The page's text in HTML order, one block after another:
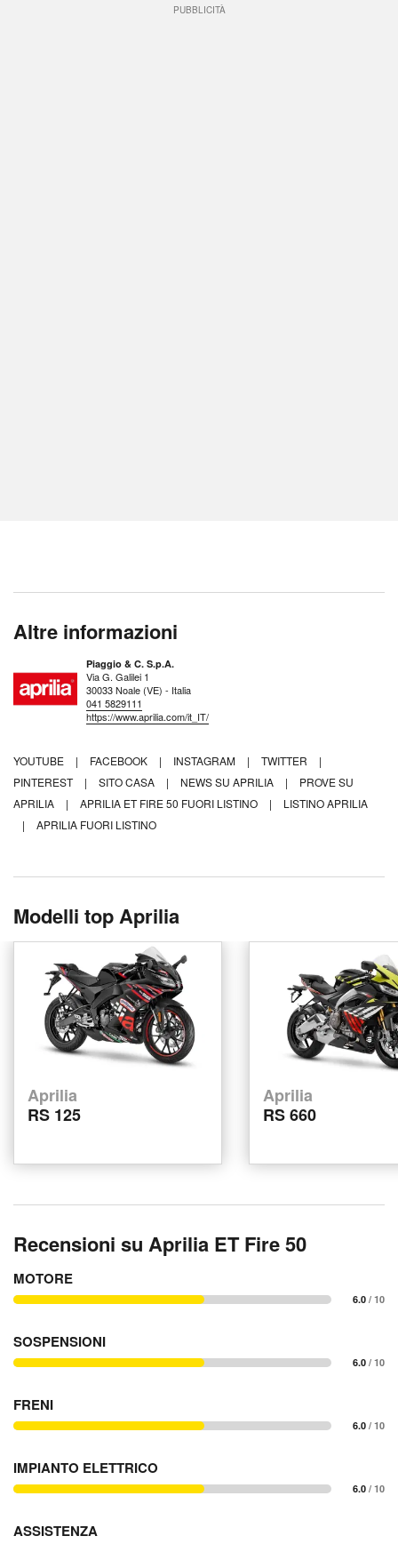
PUBBLICITÀ
Altre informazioni
Piaggio & C. S.p.A.
Via G. Galilei 1
30033 Noale (VE) - Italia
041 5829111
https://www.aprilia.com/it_IT/
YOUTUBE | FACEBOOK | INSTAGRAM | TWITTER
|
PINTEREST
| SITO CASA | NEWS SU APRILIA |
PROVE SU
APRILIA
| APRILIA ET FIRE 50 FUORI LISTINO |
LISTINO APRILIA
|
APRILIA FUORI LISTINO
Modelli top Aprilia
Aprilia
RS 125
Aprilia
RS 660
Recensioni su Aprilia ET Fire 50
MOTORE
6.0 / 10
SOSPENSIONI
6.0 / 10
FRENI
6.0 / 10
IMPIANTO ELETTRICO
6.0 / 10
ASSISTENZA